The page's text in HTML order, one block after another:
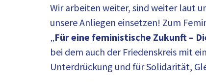
Wir arbeiten weiter, sind weiter laut
unsere Anliegen einsetzen! Zum
„Für eine feministische Zukunft –
bei dem auch der Friedenskreis mit
Unterdrückung und für Solidarität,